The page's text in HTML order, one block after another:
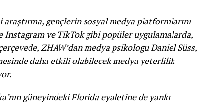
gençlerin sosyal medya platformlarını
Instagram ve TikTok gibi popüler uygulamalarda,
ZHAW’dan medya psikologu Daniel Süss,
daha etkili olabilecek medya yeterlilik
güneyindeki Florida eyaletine de yankı